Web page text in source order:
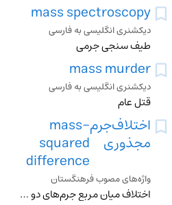
mass spectroscopy
دیکشنری انگلیسی به فارسی
طیف سنجی جرمی
mass murder
دیکشنری انگلیسی به فارسی
قتل عام
اختلاف‌جرم
مجذوری
mass-
squared
difference
واژه‌های مصوب فرهنگستان
اختلاف میان مربع جرم‌های دو نوع نوترینو